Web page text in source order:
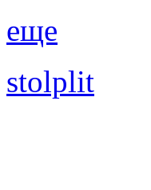
еще
stolplit